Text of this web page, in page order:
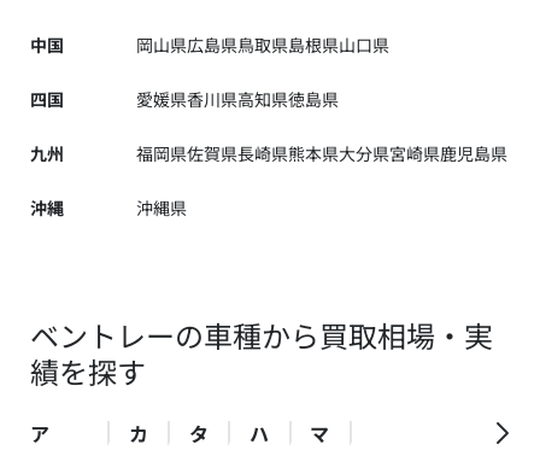
中国 岡山県広島県鳥取県島根県山口県
四国 愛媛県香川県高知県徳島県
九州 福岡県佐賀県長崎県熊本県大分県宮崎県鹿児島県
沖縄 沖縄県
ベントレーの車種から買取相場・実
績を探す
ア カ タ ハ マ